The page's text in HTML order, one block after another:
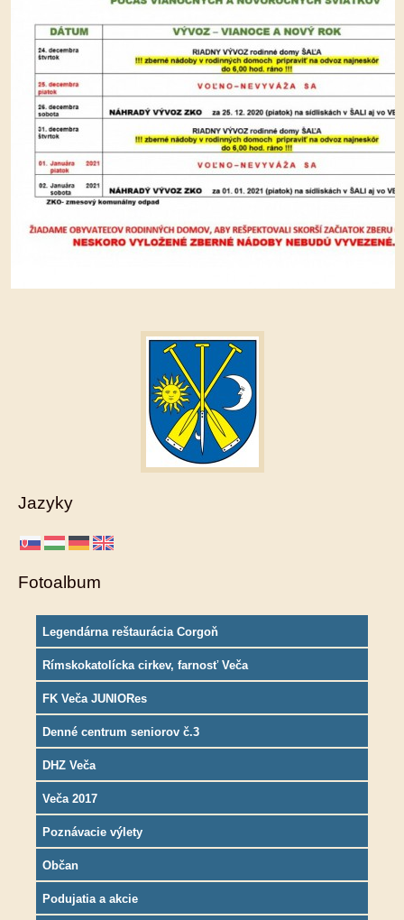
Jazyky
Fotoalbum
Legendárna reštaurácia Corgoň
Rímskokatolícka cirkev, farnosť Veča
FK Veča JUNIORes
Denné centrum seniorov č.3
DHZ Veča
Veča 2017
Poznávacie výlety
Občan
Podujatia a akcie